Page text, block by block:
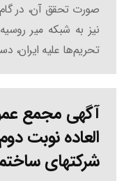
صورت تحقق آن، در
نیز به شبکه میر
تحریم‌ها علیه ایران،
آگهی مجمع
العاده نوبت
شرکتهای